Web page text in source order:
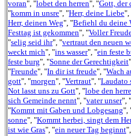
voran", "lobet den herren", "Gott, der
"komm in unsre", "Herr, deine Liebe",
Herr, deinen Weg", "Befiehl du deine
Festtag ist gekommen", "Voller
"selig seid ihr", "vertraut den neuen
weckt mich", "ins wasser", "ein feste
feste burg", "Sonne der Gerechtigkeit
"Freunde", "In dir ist freude", "Wach
gott", "morgen", "Vertraut", "Laudato
Not lasst uns zu Gott", "lobe den
sich Gemeinde nennt", "vater unser", "
"Kommt mit Gaben und Lobgesang",
sonne", "Kommt herbei, singt dem
ist wie Gras", "ein neuer Tag beginnt